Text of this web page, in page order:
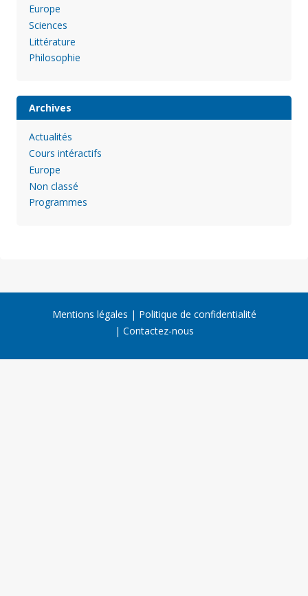
Europe
Sciences
Littérature
Philosophie
Archives
Actualités
Cours intéractifs
Europe
Non classé
Programmes
Mentions légales
Politique de confidentialité
Contactez-nous